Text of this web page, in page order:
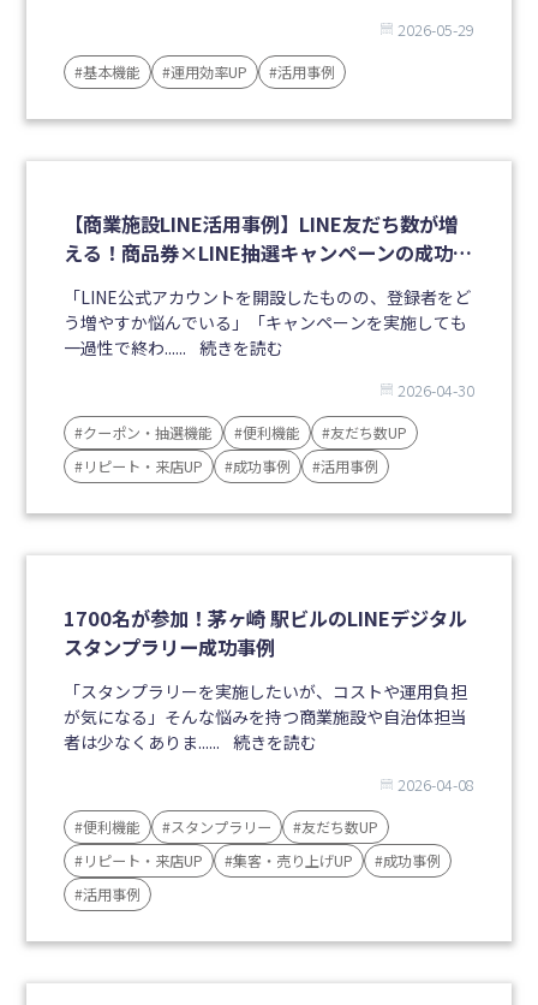
2026-05-29
#基本機能 #運用効率UP #活用事例
【商業施設LINE活用事例】LINE友だち数が増
える！商品券×LINE抽選キャンペーンの成功事
「LINE公式アカウントを開設したものの、登録者をど
う増やすか悩んでいる」「キャンペーンを実施しても
一過性で終わ...... 続きを読む
2026-04-30
#クーポン・抽選機能 #便利機能
#友だち数UP
#リピート・来店UP
#成功事例 #活用事例
1700名が参加！茅ヶ崎 駅ビルのLINEデジタル
スタンプラリー成功事例
「スタンプラリーを実施したいが、コストや運用負担
が気になる」そんな悩みを持つ商業施設や自治体担当
者は少なくありま...... 続きを読む
2026-04-08
#便利機能 #スタンプラリー
#友だち数UP
#リピート・来店UP
#集客・売り上げUP
#成功事例
#活用事例